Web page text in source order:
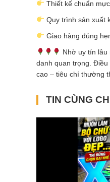
Thiết kế chuẩn
Quy trình sản xuất
Giao hàng đúng
Nhờ uy tín lâu
danh quan trọng.
cao – tiêu chí thường
TIN CÙNG